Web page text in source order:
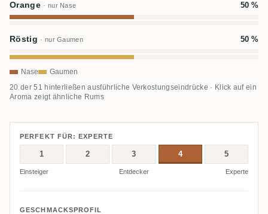
Orange · nur Nase 50 %
Röstig · nur Gaumen 50 %
Nase Gaumen
20 der 51 hinterließen ausführliche Verkostungseindrücke · Klick auf ein
Aroma zeigt ähnliche Rums
PERFEKT FÜR: EXPERTE
1 2 3 4 5
Einsteiger Entdecker Experte
GESCHMACKSPROFIL